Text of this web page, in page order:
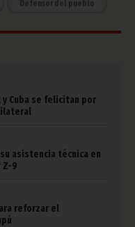
Defensor del pueblo
Cuba se felicitan por
asistencia técnica en
Z-9
reforzar el